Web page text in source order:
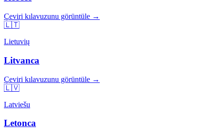
Çeviri kılavuzunu görüntüle →
🇱🇹
Lietuvių
Litvanca
Çeviri kılavuzunu görüntüle →
🇱🇻
Latviešu
Letonca